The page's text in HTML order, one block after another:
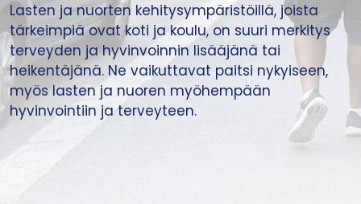
Lasten ja nuorten kehitysympäristöillä, joista
tärkeimpiä ovat koti ja koulu, on suuri merkitys
terveyden ja hyvinvoinnin lisääjänä tai
heikentäjänä. Ne vaikuttavat paitsi nykyiseen,
myös lasten ja nuoren myöhempään
hyvinvointiin ja terveyteen.